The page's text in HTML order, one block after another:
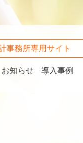
事務所専用サイト
お知らせ 導入事例